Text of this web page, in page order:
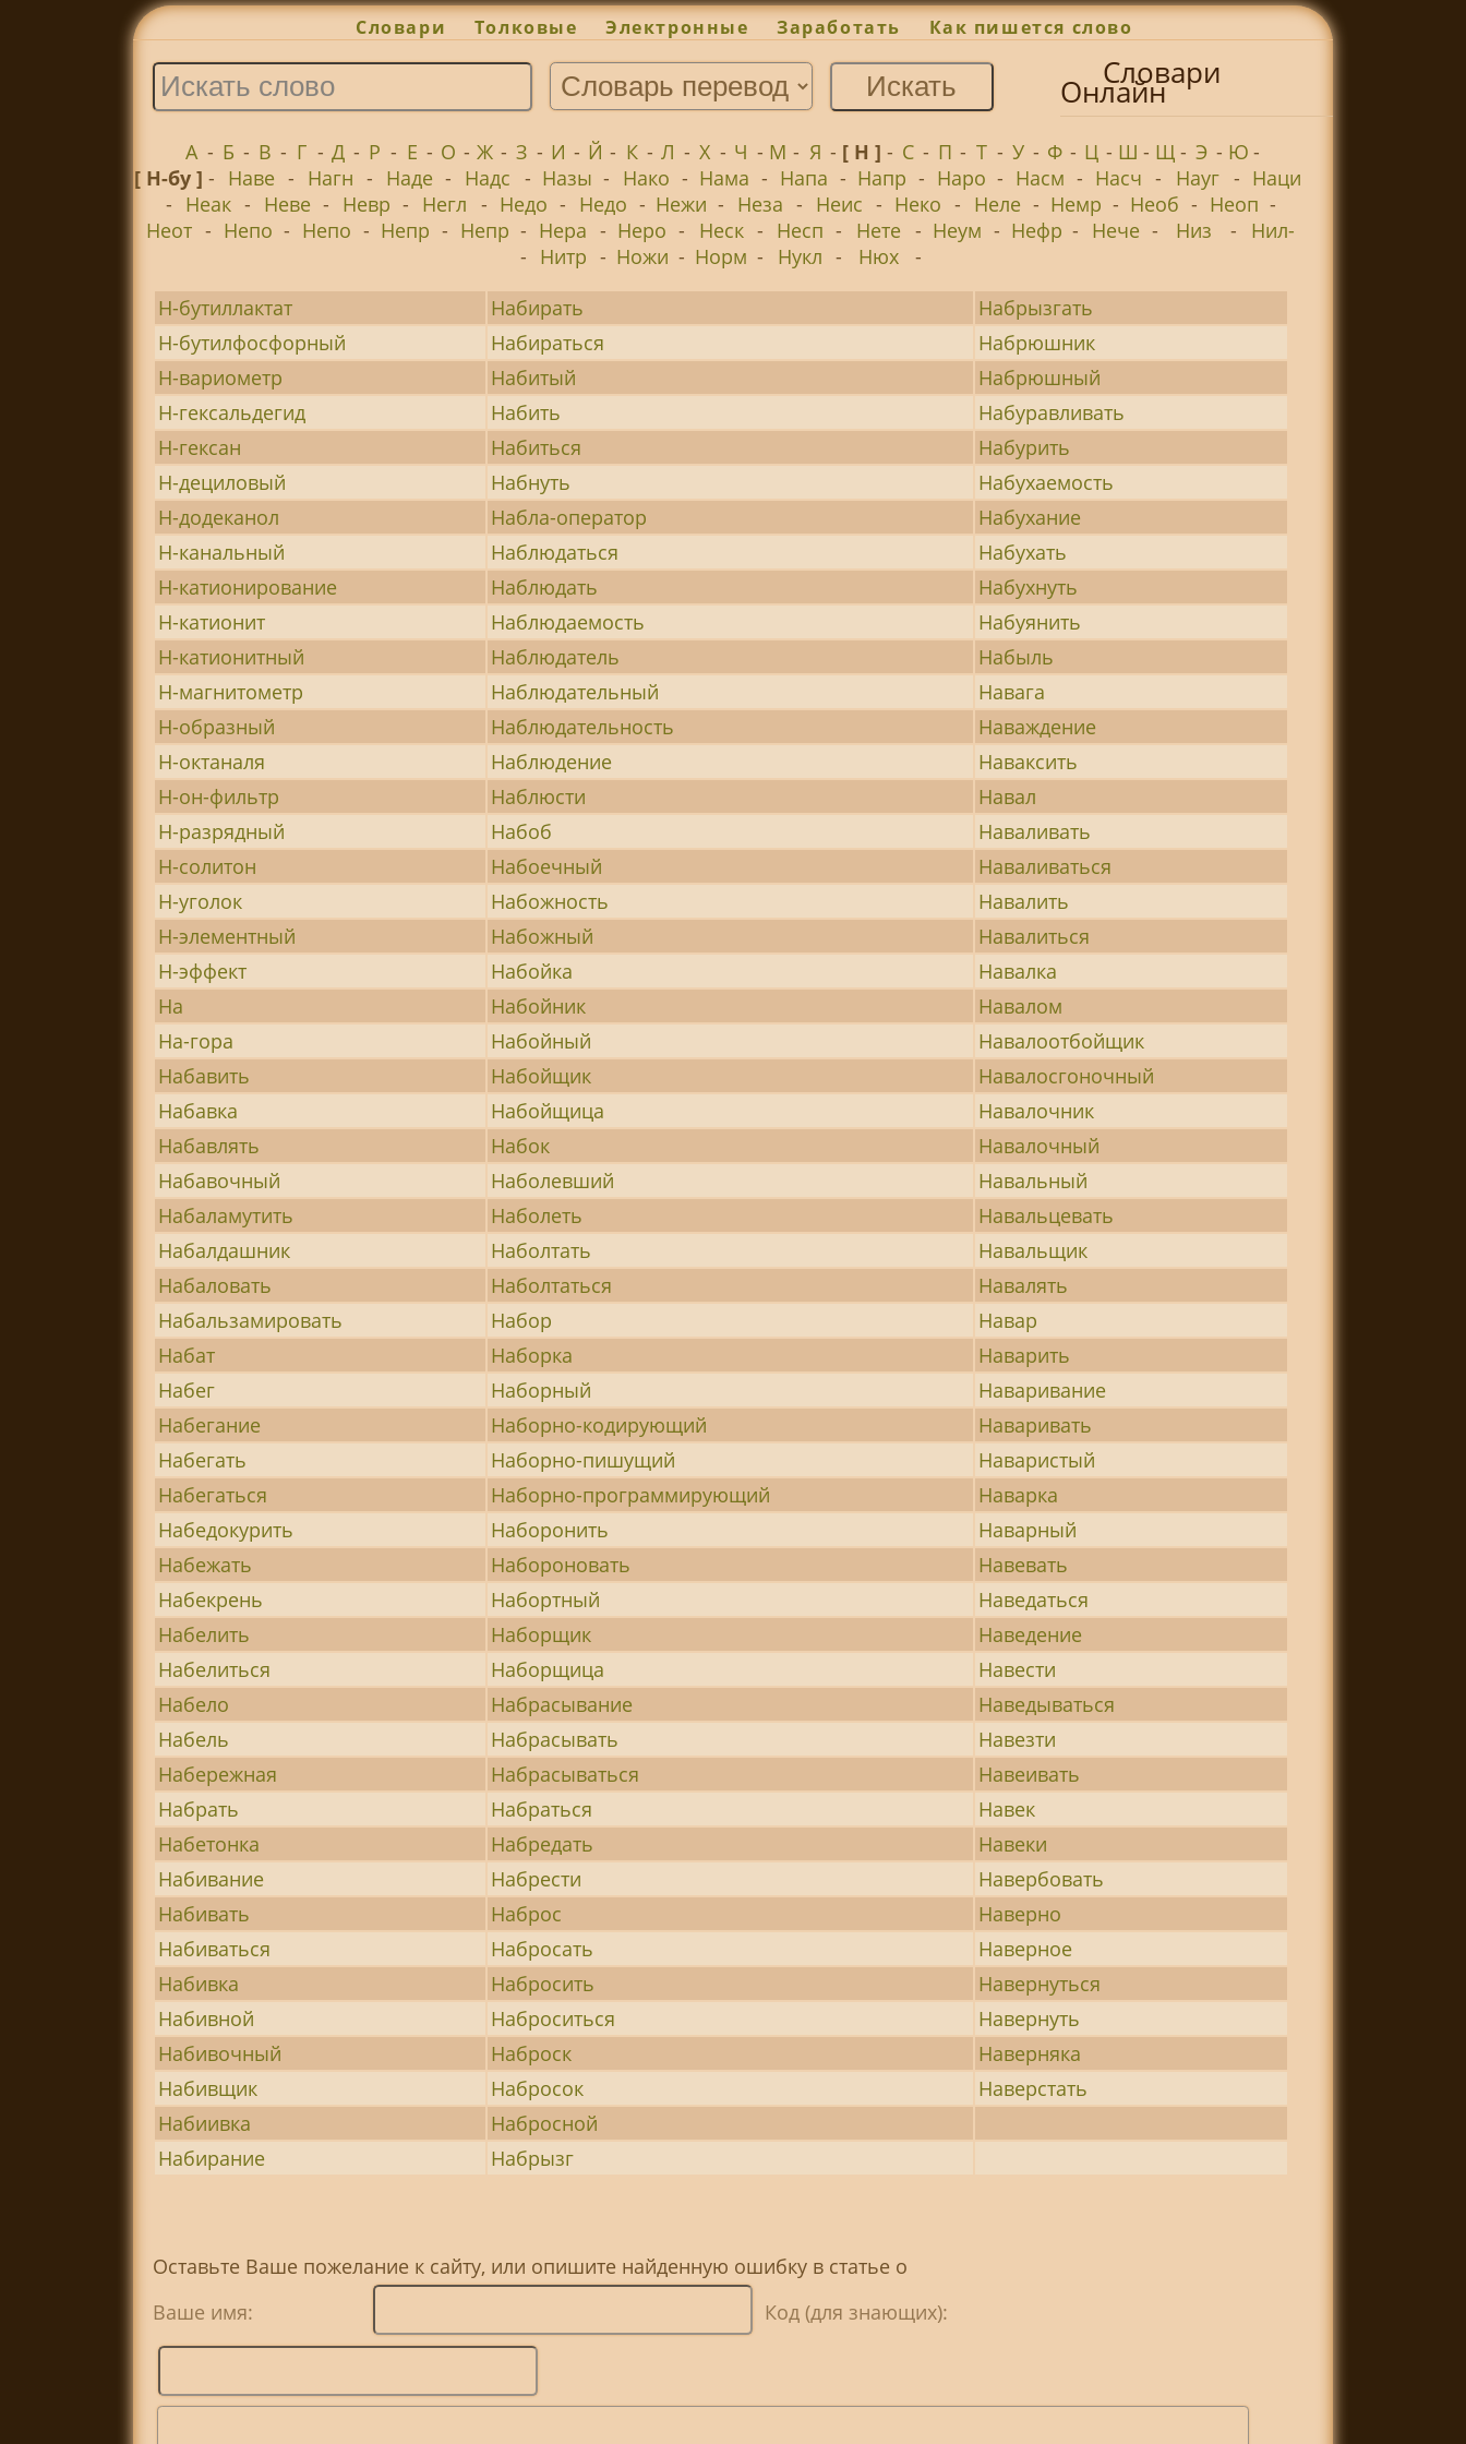
Словари Толковые Электронные Заработать Как пишется слово
Словари
Онлайн
А - Б - В - Г - Д - Р - Е - О - Ж - З - И - Й - К - Л - Х - Ч - М - Я - [ Н ] - С - П - Т - У - Ф - Ц - Ш - Щ- Э - Ю-
[ Н-бу ]- Наве - Нагн - Наде - Надс - Назы - Нако - Нама - Напа - Напр - Наро - Насм - Насч - Науг - Наци
- Неак - Неве - Невр - Негл - Недо - Недо - Нежи - Неза - Неис - Неко - Неле - Немр - Необ - Неоп -
Неот - Непо - Непо - Непр - Непр - Нера - Неро - Неск - Несп - Нете - Неум - Нефр - Нече - Низ -
Нил-
- Нитр - Ножи - Норм - Нукл - Нюх
-
Н-бутиллактат
Набирать
Набрызгать
Н-бутилфосфорный
Набираться
Набрюшник
Н-вариометр
Набитый
Набрюшный
Н-гексальдегид
Набить
Набуравливать
Н-гексан
Набиться
Набурить
Н-дециловый
Набнуть
Набухаемость
Н-додеканол
Набла-оператор
Набухание
Н-канальный
Наблюдаться
Набухать
Н-катионирование
Наблюдать
Набухнуть
Н-катионит
Наблюдаемость
Набуянить
Н-катионитный
Наблюдатель
Набыль
Н-магнитометр
Наблюдательный
Навага
Н-образный
Наблюдательность
Наваждение
Н-октаналя
Наблюдение
Наваксить
Н-он-фильтр
Наблюсти
Навал
Н-разрядный
Набоб
Наваливать
Н-солитон
Набоечный
Наваливаться
Н-уголок
Набожность
Навалить
Н-элементный
Набожный
Навалиться
Н-эффект
Набойка
Навалка
На
Набойник
Навалом
На-гора
Набойный
Навалоотбойщик
Набавить
Набойщик
Навалосгоночный
Набавка
Набойщица
Навалочник
Набавлять
Набок
Навалочный
Набавочный
Наболевший
Навальный
Набаламутить
Наболеть
Навальцевать
Набалдашник
Наболтать
Навальщик
Набаловать
Наболтаться
Навалять
Набальзамировать
Набор
Навар
Набат
Наборка
Наварить
Набег
Наборный
Наваривание
Набегание
Наборно-кодирующий
Наваривать
Набегать
Наборно-пишущий
Наваристый
Набегаться
Наборно-программирующий
Наварка
Набедокурить
Наборонить
Наварный
Набежать
Набороновать
Навевать
Набекрень
Набортный
Наведаться
Набелить
Наборщик
Наведение
Набелиться
Наборщица
Навести
Набело
Набрасывание
Наведываться
Набель
Набрасывать
Навезти
Набережная
Набрасываться
Навеивать
Набрать
Набраться
Навек
Набетонка
Набредать
Навеки
Набивание
Набрести
Навербовать
Набивать
Наброс
Наверно
Набиваться
Набросать
Наверное
Набивка
Набросить
Навернуться
Набивной
Наброситься
Навернуть
Набивочный
Наброск
Наверняка
Набивщик
Набросок
Наверстать
Набиивка
Набросной
Набирание
Набрызг
Оставьте Ваше пожелание к сайту, или опишите найденную ошибку в статье о
Ваше имя:
Код (для знающих):